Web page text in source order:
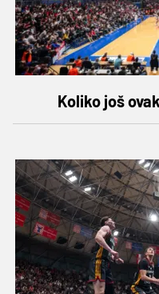
Koliko još